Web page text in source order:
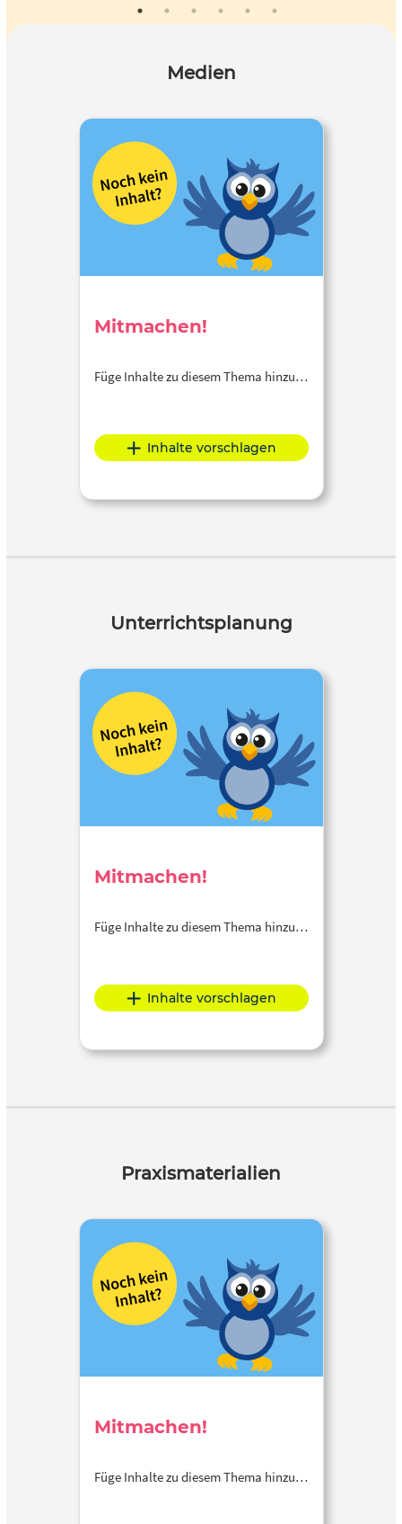
Medien
Mitmachen!
Füge Inhalte zu diesem Thema hinzu…
Inhalte vorschlagen
Unterrichtsplanung
Mitmachen!
Füge Inhalte zu diesem Thema hinzu…
Inhalte vorschlagen
Praxismaterialien
Mitmachen!
Füge Inhalte zu diesem Thema hinzu…